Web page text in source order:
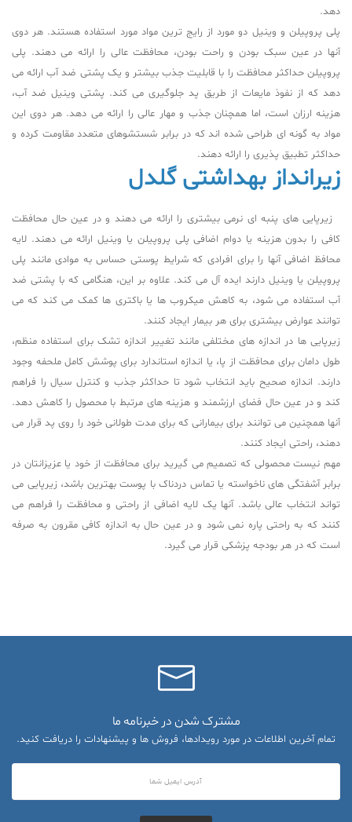
دهد.
پلی پروپیلن و وینیل دو مورد از رایج ترین مواد مورد استفاده هستند. هر دوی
آنها در عین سبک بودن و راحت بودن، محافظت عالی را ارائه می دهند. پلی
پروپیلن حداکثر محافظت را با قابلیت جذب بیشتر و یک پشتی ضد آب ارائه می
دهد که از نفوذ مایعات از طریق پد جلوگیری می کند. پشتی وینیل ضد آب،
هزینه ارزان است، اما همچنان جذب و مهار عالی را ارائه می دهد. هر دوی این
مواد به گونه ای طراحی شده اند که در برابر شستشوهای متعدد مقاومت کرده و
حداکثر تطبیق پذیری را ارائه دهند.
زیرانداز بهداشتی گلدل
زیرپایی های پنبه ای نرمی بیشتری را ارائه می دهند و در عین حال محافظت
کافی را بدون هزینه یا دوام اضافی پلی پروپیلن یا وینیل ارائه می دهند. لایه
محافظ اضافی آنها را برای افرادی که شرایط پوستی حساس به موادی مانند پلی
پروپیلن یا وینیل دارند ایده آل می کند. علاوه بر این، هنگامی که با پشتی ضد
آب استفاده می شود، به کاهش میکروب ها یا باکتری ها کمک می کند که می
توانند عوارض بیشتری برای هر بیمار ایجاد کنند.
زیرپایی ها در اندازه های مختلفی مانند تغییر اندازه تشک برای استفاده منظم،
طول دامان برای محافظت از پا، یا اندازه استاندارد برای پوشش کامل ملحفه وجود
دارند. اندازه صحیح باید انتخاب شود تا حداکثر جذب و کنترل سیال را فراهم
کند و در عین حال فضای ارزشمند و هزینه های مرتبط با محصول را کاهش دهد.
آنها همچنین می توانند برای بیمارانی که برای مدت طولانی خود را روی پد قرار می
دهند، راحتی ایجاد کنند.
مهم نیست محصولی که تصمیم می گیرید برای محافظت از خود یا عزیزانتان در
برابر آشفتگی های ناخواسته یا تماس دردناک با پوست بهترین باشد، زیرپایی می
تواند انتخاب عالی باشد. آنها یک لایه اضافی از راحتی و محافظت را فراهم می
کنند که به راحتی پاره نمی شود و در عین حال به اندازه کافی مقرون به صرفه
است که در هر بودجه پزشکی قرار می گیرد.
مشترک شدن در خبرنامه ما
تمام آخرین اطلاعات در مورد رویدادها، فروش ها و پیشنهادات را دریافت کنید.